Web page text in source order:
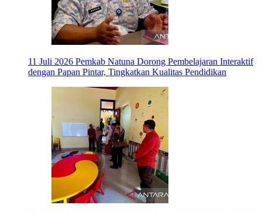
11 Juli 2026 Pemkab Natuna Dorong Pembelajaran Interaktif
dengan Papan Pintar, Tingkatkan Kualitas Pendidikan